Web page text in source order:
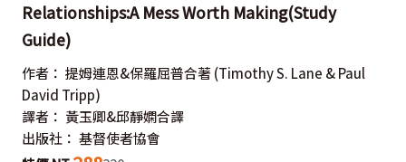
Relationships:A Mess Worth Making(Study
Guide)
作者： 提姆連恩&保羅屈普合著 (Timothy S. Lane & Paul
David Tripp)
譯者： 黃玉卿&邱靜嫻合譯
出版社： 基督使者協會